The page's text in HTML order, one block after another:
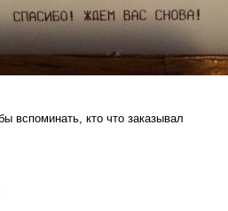
вспоминать, кто что заказывал